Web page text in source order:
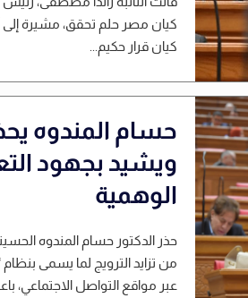
كيان مصر حلم تحقق، مشيرة
كيان قرار حكيم...
حسام المندوه
ويشيد بجهود
الوهمية
حذر الدكتور حسام المندوه
من تزايد الترويج لما يسمى
عبر مواقع التواصل الاجتماعي،